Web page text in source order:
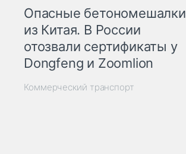
Опасные бетономешалки
из Китая. В России
отозвали сертификаты у
Dongfeng и Zoomlion
Коммерческий транспорт